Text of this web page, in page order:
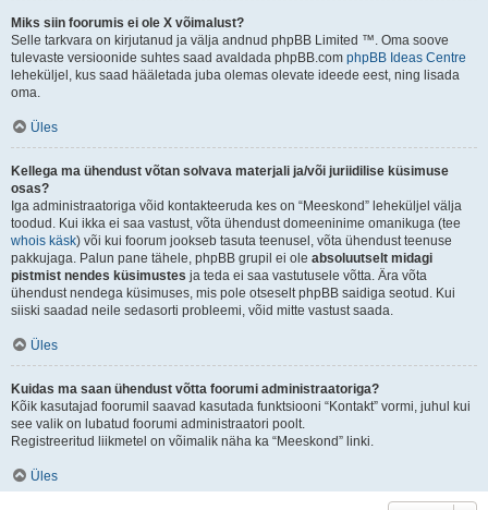
Miks siin foorumis ei ole X võimalust?
Selle tarkvara on kirjutanud ja välja andnud phpBB Limited ™. Oma soove
tulevaste versioonide suhtes saad avaldada phpBB.com phpBB Ideas Centre
leheküljel, kus saad hääletada juba olemas olevate ideede eest, ning lisada
oma.
Üles
Kellega ma ühendust võtan solvava materjali ja/või juriidilise küsimuse
osas?
Iga administraatoriga võid kontakteeruda kes on “Meeskond” leheküljel välja
toodud. Kui ikka ei saa vastust, võta ühendust domeeninime omanikuga (tee
whois käsk) või kui foorum jookseb tasuta teenusel, võta ühendust teenuse
pakkujaga. Palun pane tähele, phpBB grupil ei ole absoluutselt midagi
pistmist nendes küsimustes ja teda ei saa vastutusele võtta. Ära võta
ühendust nendega küsimuses, mis pole otseselt phpBB saidiga seotud. Kui
siiski saadad neile sedasorti probleemi, võid mitte vastust saada.
Üles
Kuidas ma saan ühendust võtta foorumi administraatoriga?
Kõik kasutajad foorumil saavad kasutada funktsiooni “Kontakt” vormi, juhul kui
see valik on lubatud foorumi administraatori poolt.
Registreeritud liikmetel on võimalik näha ka “Meeskond” linki.
Üles